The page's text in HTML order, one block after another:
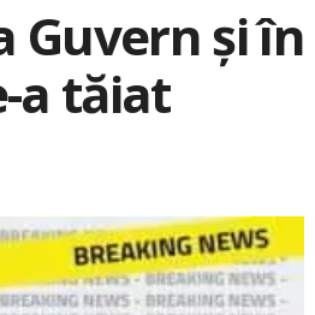
Guvern şi în
a tăiat